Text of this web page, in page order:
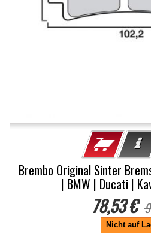
Brembo Original Sinter
| BMW | Ducati |
78,53 €
Nicht auf